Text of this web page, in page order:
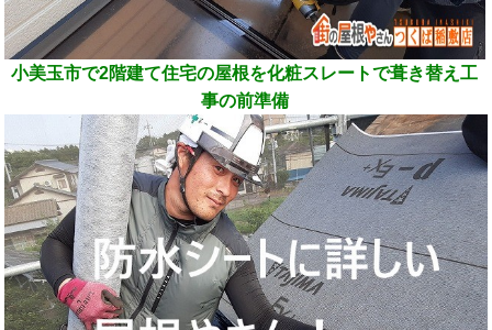
小美玉市で2階建て住宅の屋根を化粧スレートで葺き替え工
事の前準備